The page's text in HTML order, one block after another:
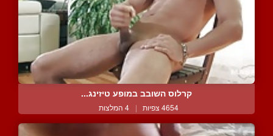
קרלוס השובב במופע טיזינג...
4654 צפיות | 4 המלצות